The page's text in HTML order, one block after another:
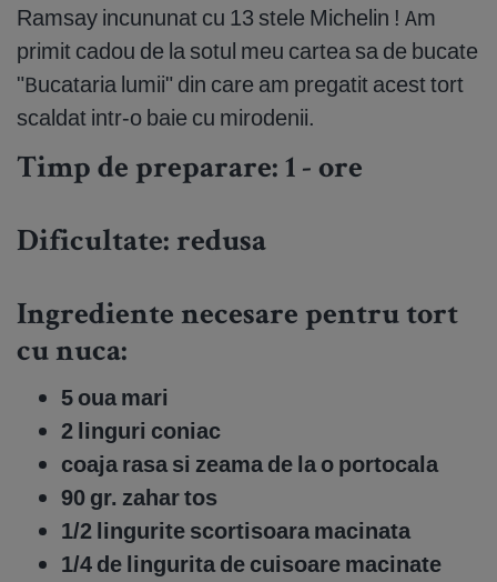
Ramsay incununat cu 13 stele Michelin ! Am
primit cadou de la sotul meu cartea sa de bucate
"Bucataria lumii" din care am pregatit acest tort
scaldat intr-o baie cu mirodenii.
Timp de preparare: 1 - ore
Dificultate: redusa
Ingrediente necesare pentru tort
cu nuca:
5 oua mari
2 linguri coniac
coaja rasa si zeama de la o portocala
90 gr. zahar tos
1/2 lingurite scortisoara macinata
1/4 de lingurita de cuisoare macinate